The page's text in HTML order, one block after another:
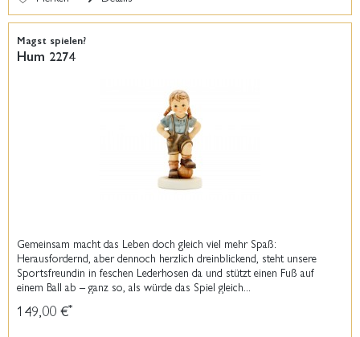
Magst spielen?
Hum 2274
Gemeinsam macht das Leben doch gleich viel mehr Spaß:
Herausfordernd, aber dennoch herzlich dreinblickend, steht unsere
Sportsfreundin in feschen Lederhosen da und stützt einen Fuß auf
einem Ball ab – ganz so, als würde das Spiel gleich...
149,00 €*